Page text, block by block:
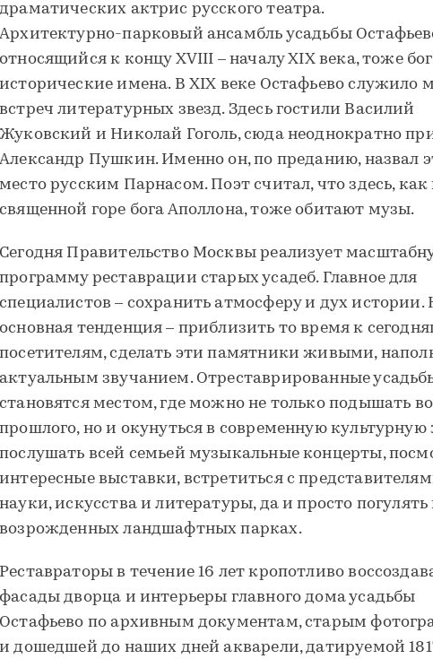
драматических актрис русского театра.
Архитектурно-парковый ансамбль усадьбы
относящийся к концу XVIII – началу XIX века, тоже
исторические имена. В XIX веке Остафьево служило
встреч литературных звезд. Здесь гостили Василий
Жуковский и Николай Гоголь, сюда неоднократно
Александр Пушкин. Именно он, по преданию, назвал
место русским Парнасом. Поэт считал, что здесь, как
священной горе бога Аполлона, тоже обитают музы.
Сегодня Правительство Москвы реализует
программу реставрации старых усадеб. Главное для
специалистов – сохранить атмосферу и дух истории.
основная тенденция – приблизить то время к
посетителям, сделать эти памятники живыми,
актуальным звучанием. Отреставрированные
становятся местом, где можно не только подышать
прошлого, но и окунуться в современную культурную
послушать всей семьей музыкальные концерты,
интересные выставки, встретиться с
науки, искусства и литературы, да и просто погулять
возрожденных ландшафтных парках.
Реставраторы в течение 16 лет кропотливо
фасады дворца и интерьеры главного дома усадьбы
Остафьево по архивным документам, старым
и дошедшей до наших дней акварели, датируемой